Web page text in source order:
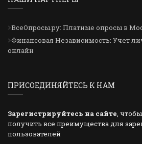
ВсеОпросы.ру: Платные опросы в
Финансовая Независимость: Учет
онлайн
ПРИСОЕДИНЯЙТЕСЬ К НАМ
Зарегистрируйтесь на сайте,
получить все преимущества для
пользователей